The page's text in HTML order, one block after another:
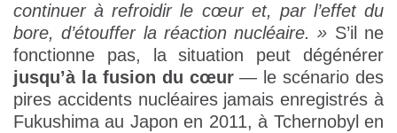
continuer à refroidir le cœur et, par l’effet du
bore, d’étouffer la réaction nucléaire. » S’il ne
fonctionne pas, la situation peut dégénérer
jusqu’à la fusion du cœur— le scénario des
pires accidents nucléaires jamais enregistrés à
Fukushima au Japon en 2011, à Tchernobyl en